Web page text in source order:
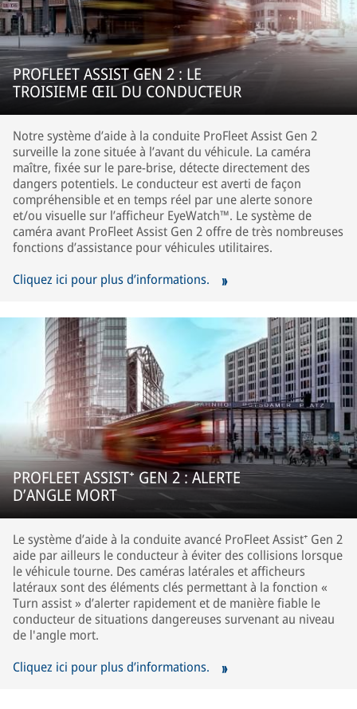
PROFLEET ASSIST GEN 2 : LE
TROISIEME ŒIL DU CONDUCTEUR
Notre système d’aide à la conduite ProFleet Assist Gen 2
surveille la zone située à l’avant du véhicule. La caméra
maître, fixée sur le pare-brise, détecte directement des
dangers potentiels. Le conducteur est averti de façon
compréhensible et en temps réel par une alerte sonore
et/ou visuelle sur l’afficheur EyeWatch™. Le système de
caméra avant ProFleet Assist Gen 2 offre de très nombreuses
fonctions d’assistance pour véhicules utilitaires.
Cliquez ici pour plus d’informations.
PROFLEET ASSIST⁺ GEN 2 : ALERTE
D’ANGLE MORT
Le système d’aide à la conduite avancé ProFleet Assist⁺ Gen 2
aide par ailleurs le conducteur à éviter des collisions lorsque
le véhicule tourne. Des caméras latérales et afficheurs
latéraux sont des éléments clés permettant à la fonction «
Turn assist » d’alerter rapidement et de manière fiable le
conducteur de situations dangereuses survenant au niveau
de l'angle mort.
Cliquez ici pour plus d’informations.